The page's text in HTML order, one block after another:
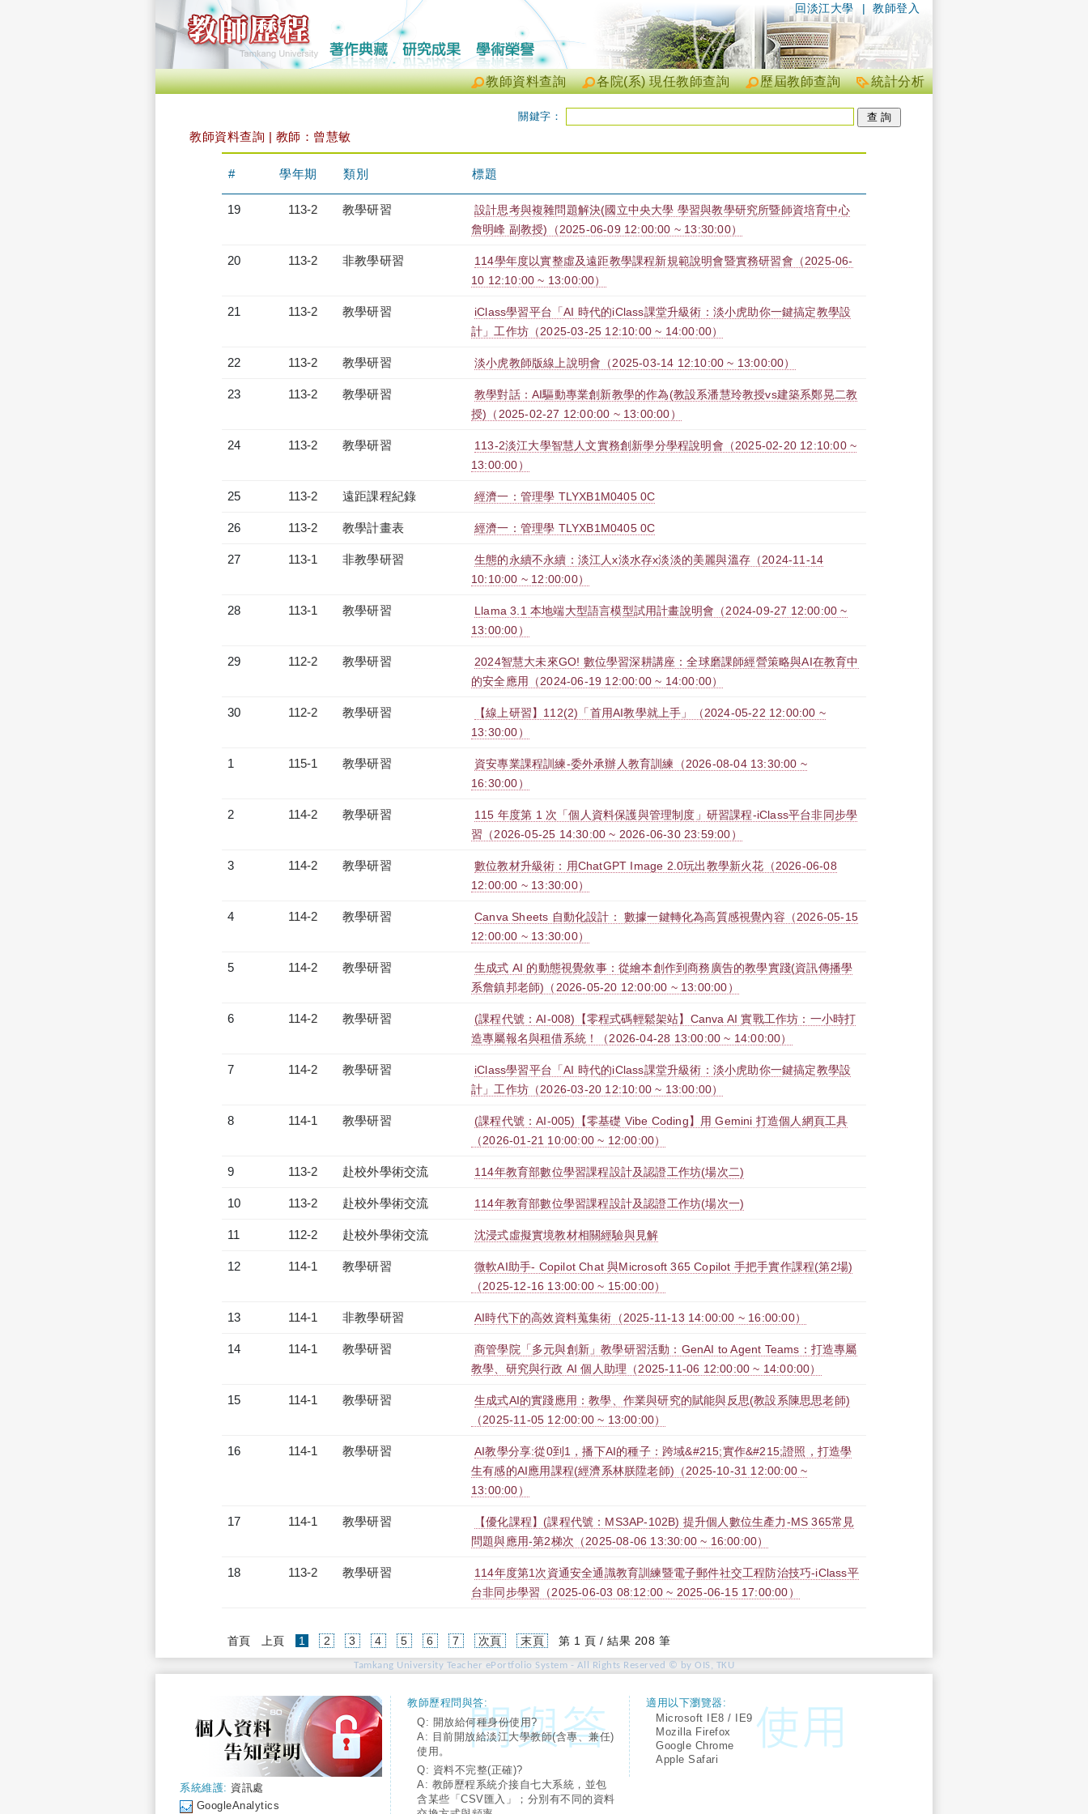
| 教師登入
回淡江大學
統計分析
歷屆教師查詢
各院(系) 現任教師查詢
教師資料查詢
關鍵字：
教師資料查詢 | 教師：曾慧敏
# 學年期 類別 標題
19 113-2 教學研習
設計思考與複雜問題解決(國立中央大學 學習與教學研究所暨師資培育中心
詹明峰 副教授)（2025-06-09 12:00:00 ~ 13:30:00）
20 113-2 非教學研習
114學年度以實整虛及遠距教學課程新規範說明會暨實務研習會（2025-06-
10 12:10:00 ~ 13:00:00）
21 113-2 教學研習
iClass學習平台「AI 時代的iClass課堂升級術：淡小虎助你一鍵搞定教學設
計」工作坊（2025-03-25 12:10:00 ~ 14:00:00）
22 113-2 教學研習 淡小虎教師版線上說明會（2025-03-14 12:10:00 ~ 13:00:00）
23 113-2 教學研習
教學對話：AI驅動專業創新教學的作為(教設系潘慧玲教授vs建築系鄭晃二教
授)（2025-02-27 12:00:00 ~ 13:00:00）
24 113-2 教學研習
113-2淡江大學智慧人文實務創新學分學程說明會（2025-02-20 12:10:00 ~
13:00:00）
25 113-2 遠距課程紀錄 經濟一：管理學 TLYXB1M0405 0C
26 113-2 教學計畫表 經濟一：管理學 TLYXB1M0405 0C
27 113-1 非教學研習
生態的永續不永續：淡江人x淡水存x淡淡的美麗與溫存（2024-11-14
10:10:00 ~ 12:00:00）
28 113-1 教學研習
Llama 3.1 本地端大型語言模型試用計畫說明會（2024-09-27 12:00:00 ~
13:00:00）
29 112-2 教學研習
2024智慧大未來GO! 數位學習深耕講座：全球磨課師經營策略與AI在教育中
的安全應用（2024-06-19 12:00:00 ~ 14:00:00）
30 112-2 教學研習
【線上研習】112(2)「首用AI教學就上手」（2024-05-22 12:00:00 ~
13:30:00）
1 115-1 教學研習
資安專業課程訓練-委外承辦人教育訓練（2026-08-04 13:30:00 ~
16:30:00）
2 114-2 教學研習
115 年度第 1 次「個人資料保護與管理制度」研習課程-iClass平台非同步學
習（2026-05-25 14:30:00 ~ 2026-06-30 23:59:00）
3 114-2 教學研習
數位教材升級術：用ChatGPT Image 2.0玩出教學新火花（2026-06-08
12:00:00 ~ 13:30:00）
4 114-2 教學研習
Canva Sheets 自動化設計： 數據一鍵轉化為高質感視覺內容（2026-05-15
12:00:00 ~ 13:30:00）
5 114-2 教學研習
生成式 AI 的動態視覺敘事：從繪本創作到商務廣告的教學實踐(資訊傳播學
系詹鎮邦老師)（2026-05-20 12:00:00 ~ 13:00:00）
6 114-2 教學研習
(課程代號：AI-008)【零程式碼輕鬆架站】Canva AI 實戰工作坊：一小時打
造專屬報名與租借系統！（2026-04-28 13:00:00 ~ 14:00:00）
7 114-2 教學研習
iClass學習平台「AI 時代的iClass課堂升級術：淡小虎助你一鍵搞定教學設
計」工作坊（2026-03-20 12:10:00 ~ 13:00:00）
8 114-1 教學研習
(課程代號：AI-005)【零基礎 Vibe Coding】用 Gemini 打造個人網頁工具
（2026-01-21 10:00:00 ~ 12:00:00）
9 113-2 赴校外學術交流 114年教育部數位學習課程設計及認證工作坊(場次二)
10 113-2 赴校外學術交流 114年教育部數位學習課程設計及認證工作坊(場次一)
11 112-2 赴校外學術交流 沈浸式虛擬實境教材相關經驗與見解
12 114-1 教學研習
微軟AI助手- Copilot Chat 與Microsoft 365 Copilot 手把手實作課程(第2場)
（2025-12-16 13:00:00 ~ 15:00:00）
13 114-1 非教學研習 AI時代下的高效資料蒐集術（2025-11-13 14:00:00 ~ 16:00:00）
14 114-1 教學研習
商管學院「多元與創新」教學研習活動：GenAI to Agent Teams：打造專屬
教學、研究與行政 AI 個人助理（2025-11-06 12:00:00 ~ 14:00:00）
15 114-1 教學研習
生成式AI的實踐應用：教學、作業與研究的賦能與反思(教設系陳思思老師)
（2025-11-05 12:00:00 ~ 13:00:00）
16 114-1 教學研習
AI教學分享:從0到1，播下AI的種子：跨域&#215;實作&#215;證照，打造學
生有感的AI應用課程(經濟系林朕陞老師)（2025-10-31 12:00:00 ~
13:00:00）
17 114-1 教學研習
【優化課程】(課程代號：MS3AP-102B) 提升個人數位生產力-MS 365常見
問題與應用-第2梯次（2025-08-06 13:30:00 ~ 16:00:00）
18 113-2 教學研習
114年度第1次資通安全通識教育訓練暨電子郵件社交工程防治技巧-iClass平
台非同步學習（2025-06-03 08:12:00 ~ 2025-06-15 17:00:00）
首頁 上頁 1 (current)
2 3 4 5 6 7 次頁 末頁 第 1 頁 / 結果 208 筆
Tamkang University Teacher ePortfolio System - All Rights Reserved © by OIS, TKU
系統維護: 資訊處
GoogleAnalytics
教師歷程問與答:
Q: 開放給何種身份使用?
A: 目前開放給淡江大學教師(含專、兼任)
使用。
Q: 資料不完整(正確)?
A: 教師歷程系統介接自七大系統，並包
含某些「CSV匯入」；分別有不同的資料
適用以下瀏覽器:
Microsoft IE8 / IE9
Mozilla Firefox
Google Chrome
Apple Safari